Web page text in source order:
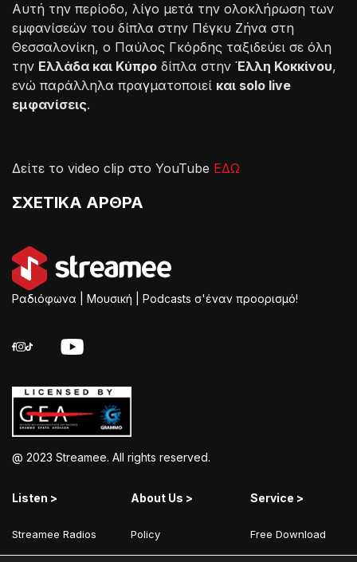
Αυτή την περίοδο, λίγο μετά την ολοκλήρωση των
εμφανίσεών του δίπλα στην Πέγκυ Ζήνα στη
Θεσσαλονίκη, ο Παύλος Γκόρδης ταξιδεύει σε όλη
την Ελλάδα και Κύπρο δίπλα στην Έλλη Κοκκίνου,
ενώ παράλληλα πραγματοποιεί και solo live
εμφανίσεις.
Δείτε το video clip στο YouTube ΕΔΩ
ΣΧΕΤΙΚΑ ΑΡΘΡΑ
Ραδιόφωνα | Μουσική | Podcasts σ'έναν προορισμό!
@ 2023 Streamee. All rights reserved.
Listen >
Streamee Radios
Moods
About Us >
Policy
Terms of Use
Service >
Free Download
Add Your Station